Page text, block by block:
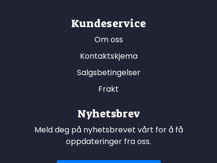
Kundeservice
Om oss
Kontaktskjema
Salgsbetingelser
Frakt
Nyhetsbrev
Meld deg på nyhetsbrevet vårt for å få
oppdateringer fra oss.